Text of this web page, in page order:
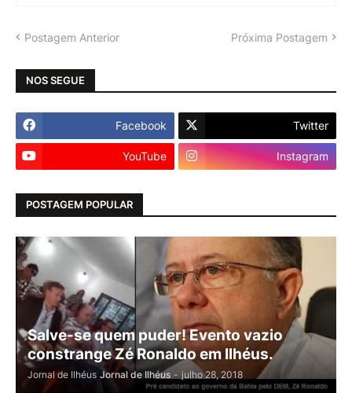
Postagem Anterior Próxima Postagem
NOS SEGUE
Facebook Twitter
YouTube Instagram
POSTAGEM POPULAR
Salve-se quem puder! Evento vazio
constrange Zé Ronaldo em Ilhéus.
Jornal de Ilhéus Jornal de Ilhéus - julho 28, 2018